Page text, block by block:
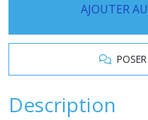
AJOUTER
POSER
Description